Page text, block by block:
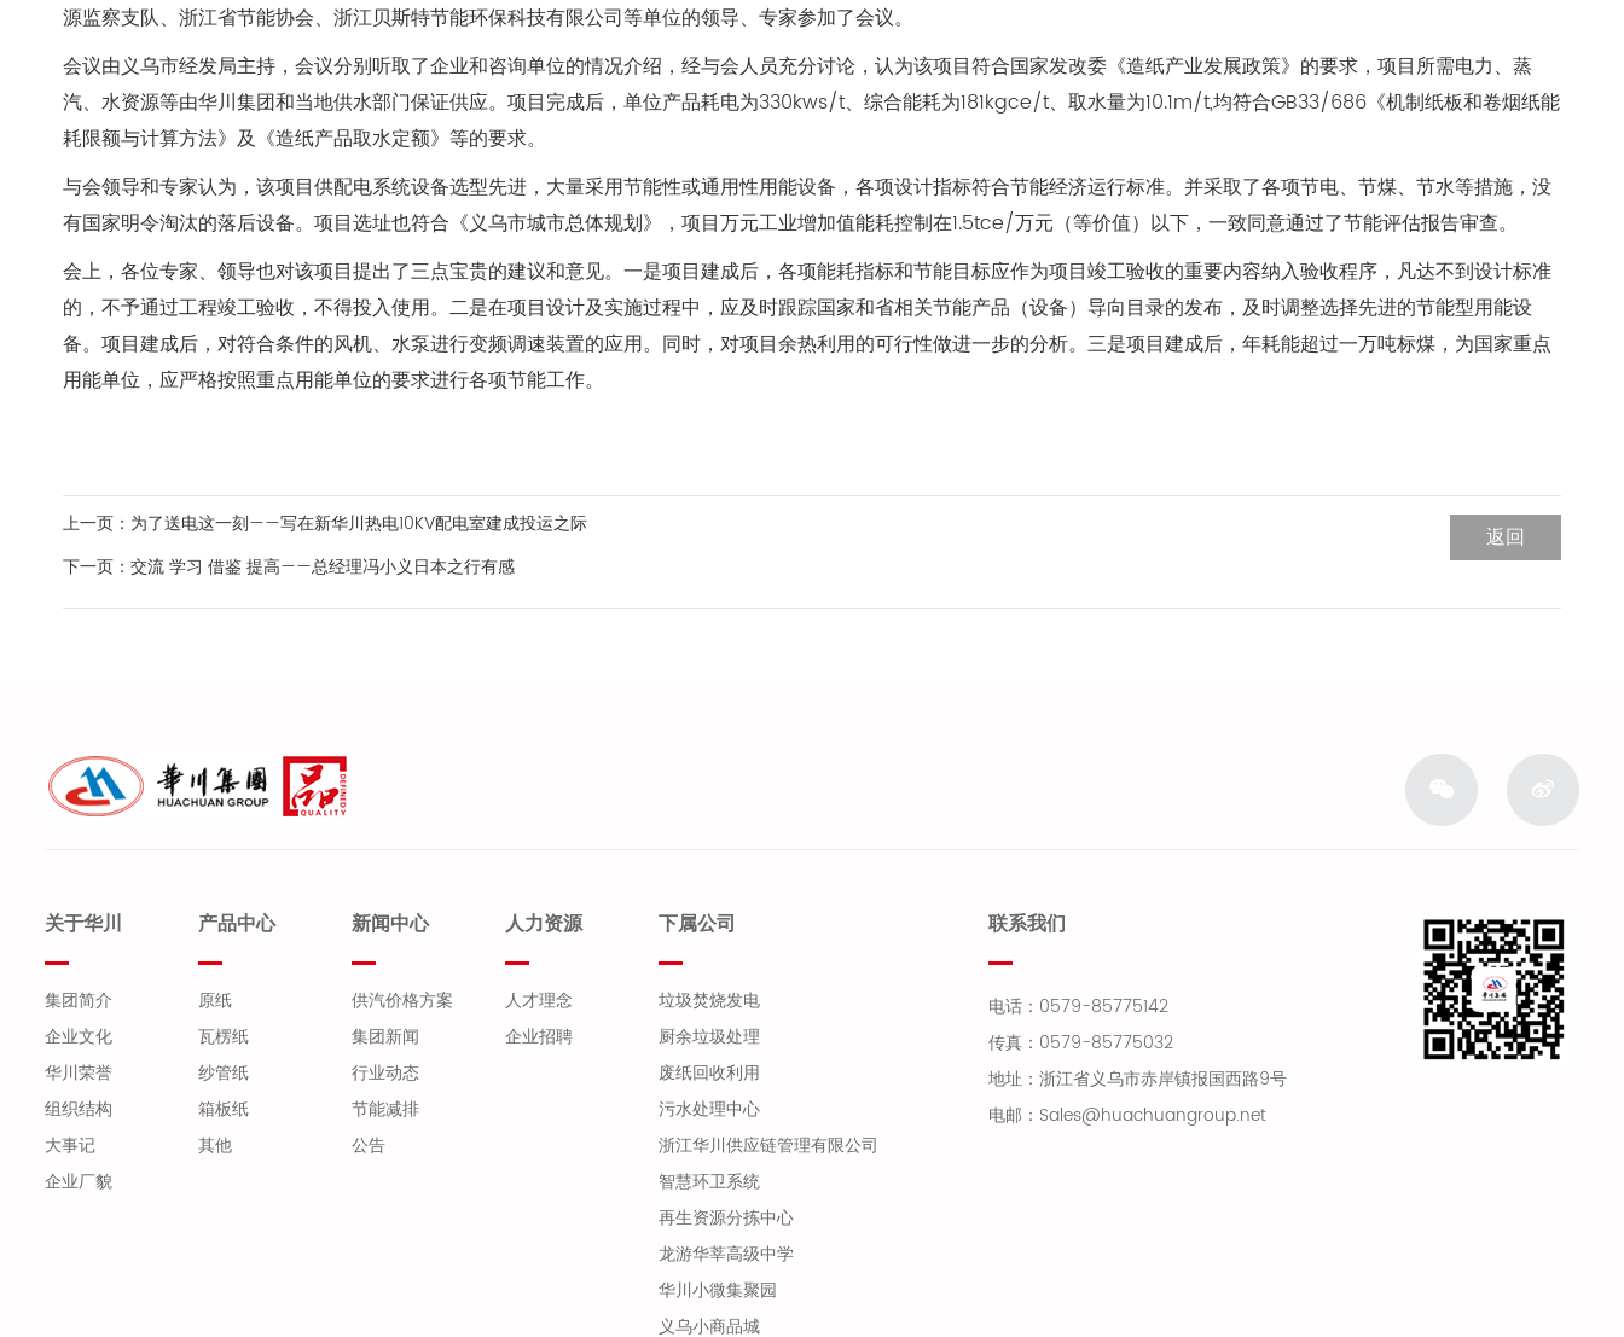
源监察支队、浙江省节能协会、浙江贝斯特节能环保科技有限公司等单位的领导、专家参加了会议。
会议由义乌市经发局主持，会议分别听取了企业和咨询单位的情况介绍，经与会人员充分讨论，认为该项目符合国家发改委《造纸产业发展政策》的要求，项目所需电力、蒸
汽、水资源等由华川集团和当地供水部门保证供应。项目完成后，单位产品耗电为330kws/t、综合能耗为181kgce/t、取水量为10.1m/t,均符合GB33/686《机制纸板和卷烟纸能
耗限额与计算方法》及《造纸产品取水定额》等的要求。
与会领导和专家认为，该项目供配电系统设备选型先进，大量采用节能性或通用性用能设备，各项设计指标符合节能经济运行标准。并采取了各项节电、节煤、节水等措施，没
有国家明令淘汰的落后设备。项目选址也符合《义乌市城市总体规划》，项目万元工业增加值能耗控制在1.5tce/万元（等价值）以下，一致同意通过了节能评估报告审查。
会上，各位专家、领导也对该项目提出了三点宝贵的建议和意见。一是项目建成后，各项能耗指标和节能目标应作为项目竣工验收的重要内容纳入验收程序，凡达不到设计标准
的，不予通过工程竣工验收，不得投入使用。二是在项目设计及实施过程中，应及时跟踪国家和省相关节能产品（设备）导向目录的发布，及时调整选择先进的节能型用能设
备。项目建成后，对符合条件的风机、水泵进行变频调速装置的应用。同时，对项目余热利用的可行性做进一步的分析。三是项目建成后，年耗能超过一万吨标煤，为国家重点
用能单位，应严格按照重点用能单位的要求进行各项节能工作。
上一页：为了送电这一刻——写在新华川热电10KV配电室建成投运之际
下一页：交流 学习 借鉴 提高——总经理冯小义日本之行有感
返回
关于华川
集团简介
企业文化
华川荣誉
组织结构
大事记
企业厂貌
产品中心
原纸
瓦楞纸
纱管纸
箱板纸
其他
新闻中心
供汽价格方案
集团新闻
行业动态
节能减排
公告
人力资源
人才理念
企业招聘
下属公司
垃圾焚烧发电
厨余垃圾处理
废纸回收利用
污水处理中心
浙江华川供应链管理有限公司
智慧环卫系统
再生资源分拣中心
龙游华莘高级中学
华川小微集聚园
义乌小商品城
联系我们
电话：0579-85775142
传真：0579-85775032
地址：浙江省义乌市赤岸镇报国西路9号
电邮：Sales@huachuangroup.net